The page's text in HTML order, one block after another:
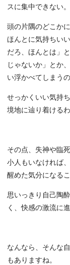
スに集中できない。
頭の片隅のどこか
ほんとに気持ちい
だろ、ほんとは」
じゃないか」とか
い浮かべてしまうの
せっかくいい気持
境地に辿り着ける
その点、失神や臨
小人もいなければ
醒めた気分になるこ
思いっきり自己陶
く、快感の激流に
なんなら、そんな
もありますね。